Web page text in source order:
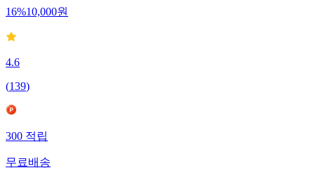
16%10,000원
4.6
(139)
300적립
무료배송